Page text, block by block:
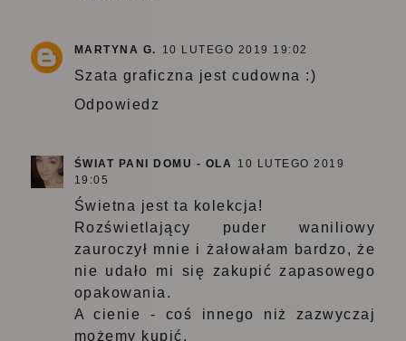
MARTYNA G. 10 LUTEGO 2019 19:02
Szata graficzna jest cudowna :)
Odpowiedz
ŚWIAT PANI DOMU - OLA 10 LUTEGO 2019
19:05
Świetna jest ta kolekcja!
Rozświetlający puder waniliowy
zauroczył mnie i żałowałam bardzo, że
nie udało mi się zakupić zapasowego
opakowania.
A cienie - coś innego niż zazwyczaj
możemy kupić.